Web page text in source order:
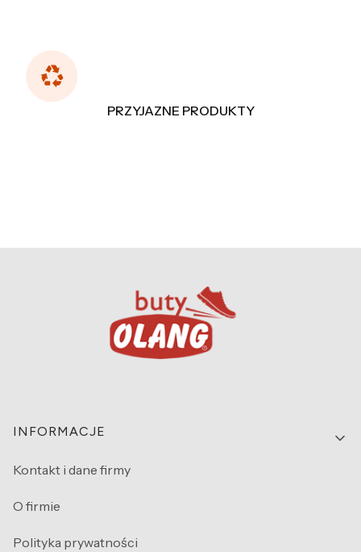
PRZYJAZNE PRODUKTY
Linki w stopce
INFORMACJE
Kontakt i dane firmy
O firmie
Polityka prywatności